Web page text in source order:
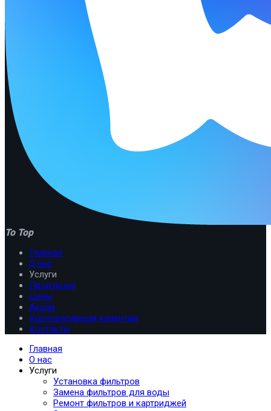
To Top
Главная
О нас
Услуги
Продукция
Цены
Акции
Корпоративным клиентам
Контакты
Главная
О нас
Услуги
Установка фильтров
Замена фильтров для воды
Ремонт фильтров и картриджей